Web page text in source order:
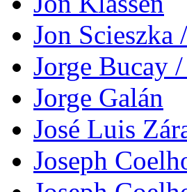
Jon Scieszka
Jorge Bucay
Jorge Galán
José Luis
Joseph